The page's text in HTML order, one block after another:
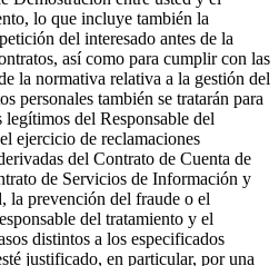
lo que incluye también la
del interesado antes de la
así como para cumplir con las
la normativa relativa a la gestión del
personales también se tratarán para
legítimos del Responsable del
ejercicio de reclamaciones
del Contrato de Cuenta de
de Servicios de Información y
la prevención del fraude o el
del tratamiento y el
distintos a los especificados
justificado, en particular, por una